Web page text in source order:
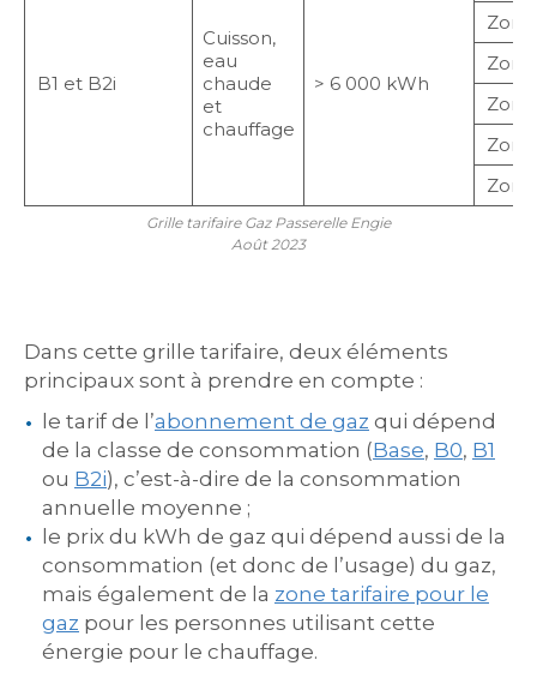
B1 et B2i
Cuisson,
eau
chaude
et
chauffage
> 6 000 kWh
Grille tarifaire Gaz Passerelle Engie
Août 2023
Dans cette grille tarifaire, deux éléments
principaux sont à prendre en compte :
le tarif de l’abonnement de gaz qui dépend
de la classe de consommation (Base, B0, B1
ou B2i), c’est-à-dire de la consommation
annuelle moyenne ;
le prix du kWh de gaz qui dépend aussi de la
consommation (et donc de l’usage) du gaz,
mais également de la zone tarifaire pour le
gaz pour les personnes utilisant cette
énergie pour le chauffage.